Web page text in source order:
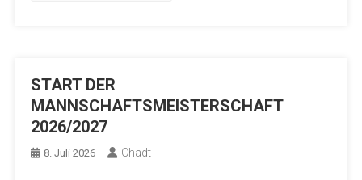
START DER
MANNSCHAFTSMEISTERSCHAFT
2026/2027
8. Juli 2026 Chadt